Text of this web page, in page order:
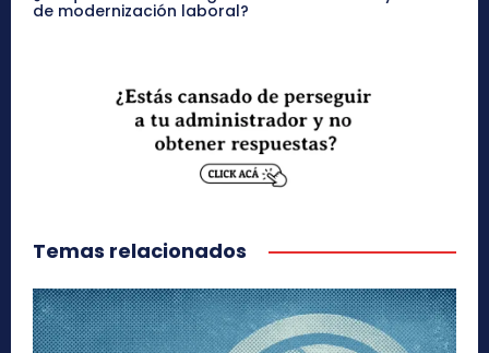
de modernización laboral?
Temas relacionados